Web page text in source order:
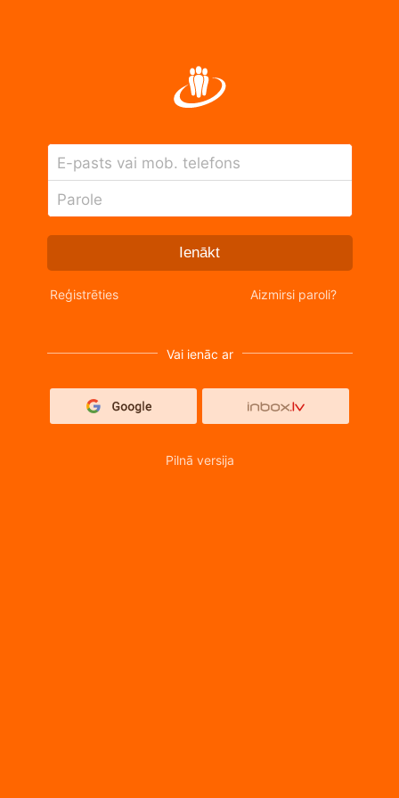
E-pasts vai mob. telefons
Parole
Ienākt
Reģistrēties Aizmirsi paroli?
Vai ienāc ar
Pilnā versija